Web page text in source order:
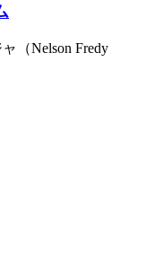
（Nelson Fredy